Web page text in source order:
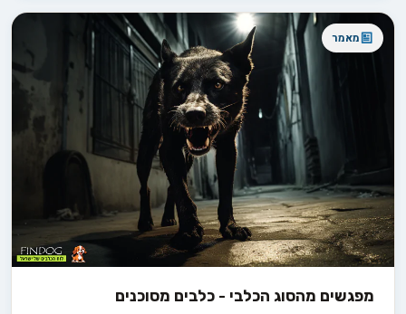
מאמר
מפגשים מהסוג הכלבי - כלבים מסוכנים